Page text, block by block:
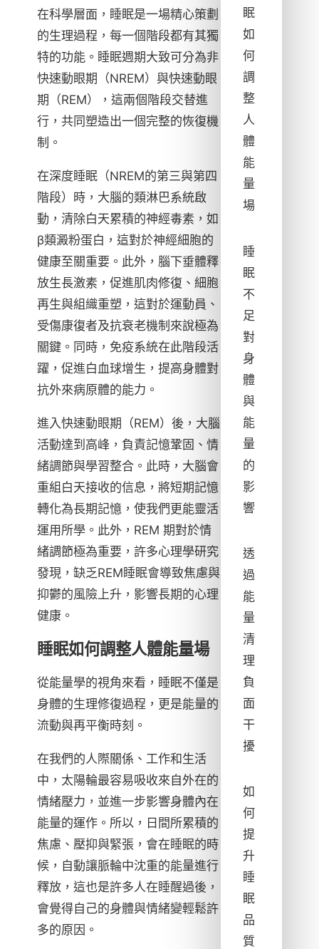
在科學層面，睡眠是一場精心策劃
的生理過程，每一個階段都有其獨
特的功能。睡眠週期大致可分為非
快速動眼期（NREM）與快速動眼
期（REM），這兩個階段交替進
行，共同塑造出一個完整的恢復機
制。
在深度睡眠（NREM的第三與第四
階段）時，大腦的類淋巴系統啟
動，清除白天累積的神經毒素，如
β類澱粉蛋白，這對於神經細胞的
健康至關重要。此外，腦下垂體釋
放生長激素，促進肌肉修復、細胞
再生與組織重塑，這對於運動員、
受傷康復者及抗衰老機制來說極為
關鍵。同時，免疫系統在此階段活
躍，促進白血球增生，提高身體對
抗外來病原體的能力。
進入快速動眼期（REM）後，大腦
活動達到高峰，負責記憶鞏固、情
緒調節與學習整合。此時，大腦會
重組白天接收的信息，將短期記憶
轉化為長期記憶，使我們更能靈活
運用所學。此外，REM 期對於情
緒調節極為重要，許多心理學研究
發現，缺乏REM睡眠會導致焦慮與
抑鬱的風險上升，影響長期的心理
健康。
睡眠如何調整人體能量場
從能量學的視角來看，睡眠不僅是
身體的生理修復過程，更是能量的
流動與再平衡時刻。
在我們的人際關係、工作和生活
中，太陽輪最容易吸收來自外在的
情緒壓力，並進一步影響身體內在
能量的運作。所以，日間所累積的
焦慮、壓抑與緊張，會在睡眠的時
候，自動讓脈輪中沈重的能量進行
釋放，這也是許多人在睡醒過後，
會覺得自己的身體與情緒變輕鬆許
多的原因。
眠
如
何
調
整
人
體
能
量
場
睡
眠
不
足
對
身
體
與
能
量
的
影
響
透
過
能
量
清
理
負
面
干
擾
如
何
提
升
睡
眠
品
質